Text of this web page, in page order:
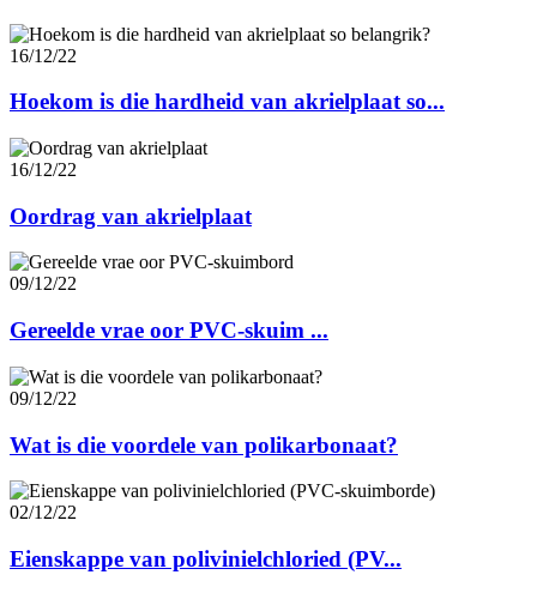
16/12/22
Hoekom is die hardheid van akrielplaat so...
16/12/22
Oordrag van akrielplaat
09/12/22
Gereelde vrae oor PVC-skuim ...
09/12/22
Wat is die voordele van polikarbonaat?
02/12/22
Eienskappe van polivinielchloried (PV...